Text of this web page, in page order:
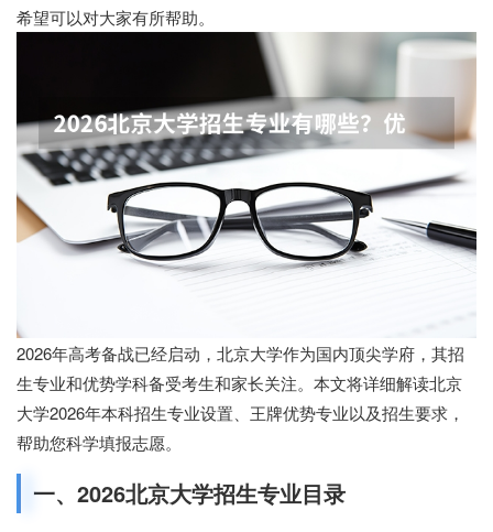
希望可以对大家有所帮助。
2026年高考备战已经启动，北京大学作为国内顶尖学府，其招
生专业和优势学科备受考生和家长关注。本文将详细解读北京
大学2026年本科招生专业设置、王牌优势专业以及招生要求，
帮助您科学填报志愿。
一、2026北京大学招生专业目录